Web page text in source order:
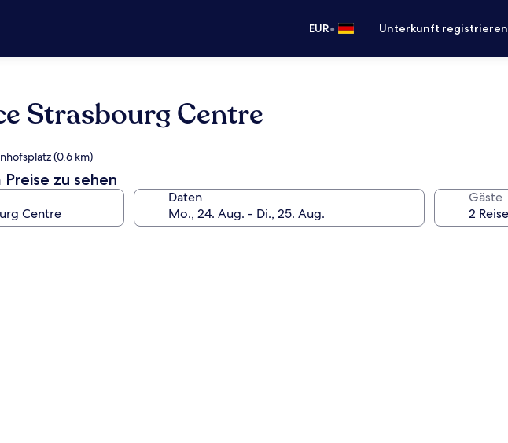
EUR• Unterkunft registrieren
Strasbourg Centre
(0,6 km)
zu sehen
Daten Gäste